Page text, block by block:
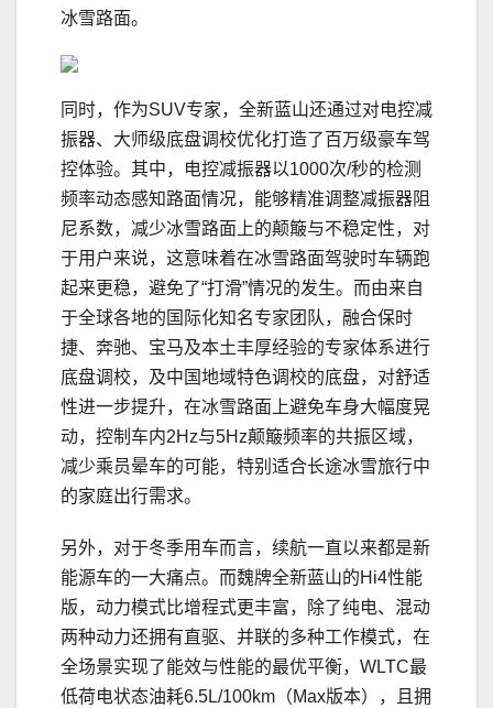
冰雪路面。
同时，作为SUV专家，全新蓝山还通过对电控减
振器、大师级底盘调校优化打造了百万级豪车驾
控体验。其中，电控减振器以1000次/秒的检测
频率动态感知路面情况，能够精准调整减振器阻
尼系数，减少冰雪路面上的颠簸与不稳定性，对
于用户来说，这意味着在冰雪路面驾驶时车辆跑
起来更稳，避免了“打滑”情况的发生。而由来自
于全球各地的国际化知名专家团队，融合保时
捷、奔驰、宝马及本土丰厚经验的专家体系进行
底盘调校，及中国地域特色调校的底盘，对舒适
性进一步提升，在冰雪路面上避免车身大幅度晃
动，控制车内2Hz与5Hz颠簸频率的共振区域，
减少乘员晕车的可能，特别适合长途冰雪旅行中
的家庭出行需求。
另外，对于冬季用车而言，续航一直以来都是新
能源车的一大痛点。而魏牌全新蓝山的Hi4性能
版，动力模式比增程式更丰富，除了纯电、混动
两种动力还拥有直驱、并联的多种工作模式，在
全场景实现了能效与性能的最优平衡，WLTC最
低荷电状态油耗6.5L/100km（Max版本），且拥